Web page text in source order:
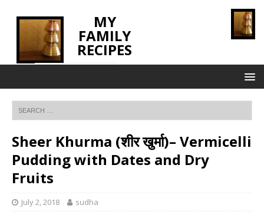
MY
FAMILY
RECIPES
Sheer Khurma (शीर खुर्मा)– Vermicelli
Pudding with Dates and Dry
Fruits
July 2, 2018 sudha